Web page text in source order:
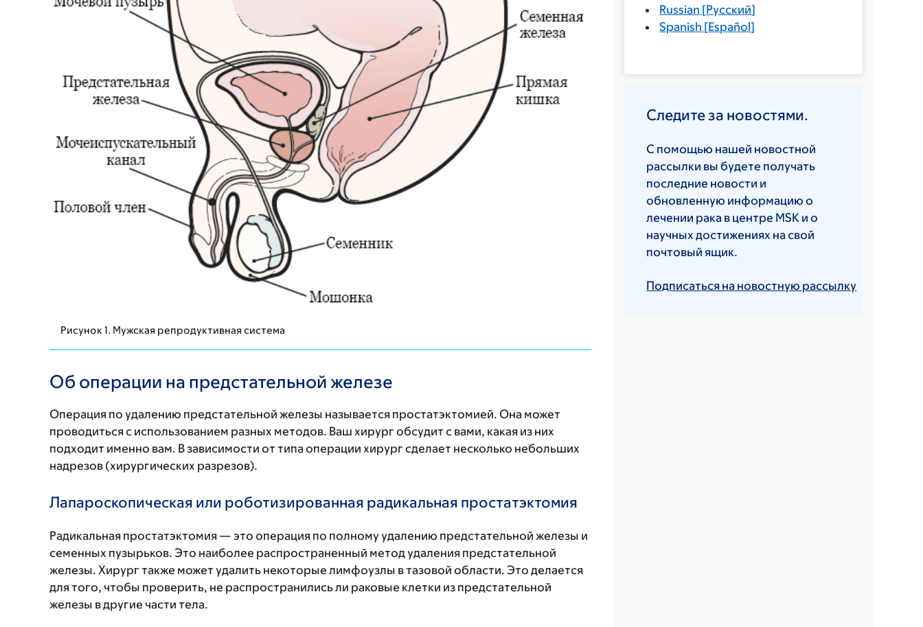
Рисунок 1. Мужская репродуктивная система
Об операции на предстательной железе
Операция по удалению предстательной железы называется простатэктомией. Она может
проводиться с использованием разных методов. Ваш хирург обсудит с вами, какая из них
подходит именно вам. В зависимости от типа операции хирург сделает несколько небольших
надрезов (хирургических разрезов).
Лапароскопическая или роботизированная радикальная простатэктомия
Радикальная простатэктомия — это операция по полному удалению предстательной железы и
семенных пузырьков. Это наиболее распространенный метод удаления предстательной
железы. Хирург также может удалить некоторые лимфоузлы в тазовой области. Это делается
для того, чтобы проверить, не распространились ли раковые клетки из предстательной
железы в другие части тела.
Russian [Русский]
Spanish [Español]
Следите за новостями.
С помощью нашей новостной
рассылки вы будете получать
последние новости и
обновленную информацию о
лечении рака в центре MSK и о
научных достижениях на свой
почтовый ящик.
Подписаться на новостную рассылку